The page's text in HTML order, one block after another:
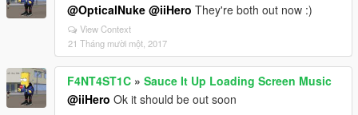
@OpticalNuke @iiHero They're both out now :)
View Context
21 Tháng mười một, 2017
F4NT4ST1C » Sauce It Up Loading Screen Music
@iiHero Ok it should be out soon